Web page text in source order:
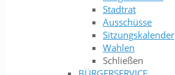
Stadtrat
Ausschüsse
Sitzungskalender
Wahlen
Schließen